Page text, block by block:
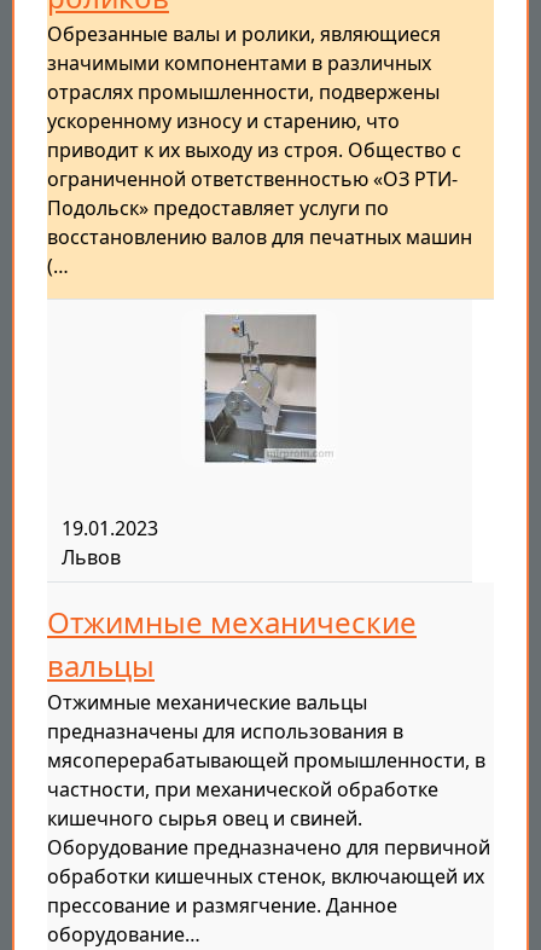
Обрезанные валы и ролики, являющиеся
значимыми компонентами в различных
отраслях промышленности, подвержены
ускоренному износу и старению, что
приводит к их выходу из строя. Общество с
ограниченной ответственностью «ОЗ РТИ-
Подольск» предоставляет услуги по
восстановлению валов для печатных машин
(…
19.01.2023
Львов
Отжимные механические
вальцы
Отжимные механические вальцы
предназначены для использования в
мясоперерабатывающей промышленности, в
частности, при механической обработке
кишечного сырья овец и свиней.
Оборудование предназначено для первичной
обработки кишечных стенок, включающей их
прессование и размягчение. Данное
оборудование…